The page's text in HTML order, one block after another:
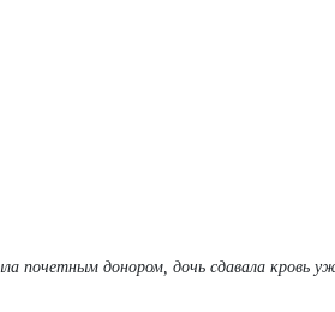
почетным донором, дочь сдавала кровь